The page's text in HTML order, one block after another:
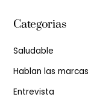
Categorias
Saludable
Hablan las marcas
Entrevista